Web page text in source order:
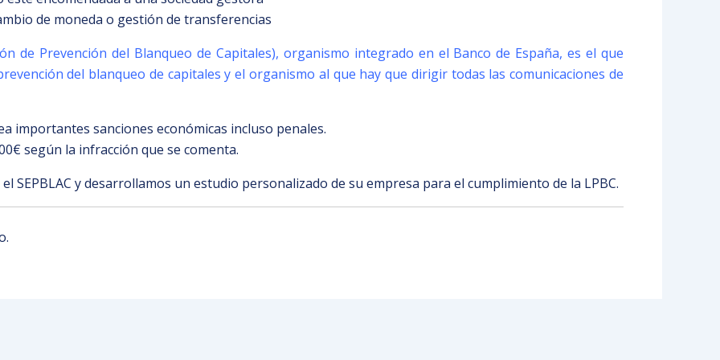
de moneda o gestión de transferencias
de Prevención del Blanqueo de Capitales), organismo integrado en el Banco de España, es el que
del blanqueo de capitales y el organismo al que hay que dirigir todas las comunicaciones de
importantes sanciones económicas incluso penales.
según la infracción que se comenta.
SEPBLAC y desarrollamos un estudio personalizado de su empresa para el cumplimiento de la LPBC.